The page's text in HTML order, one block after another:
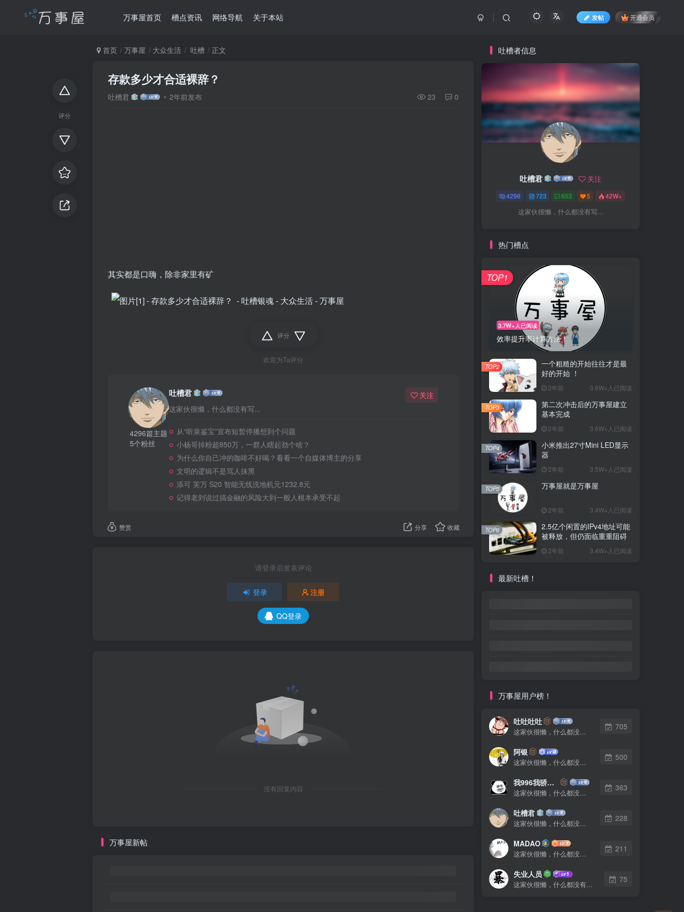
万事屋首页 槽点资讯 网络导航 关于本站 发帖 开通会员
评分
首页 万事屋 大众生活 吐槽 正文
存款多少才合适裸辞？ ​
吐槽君 2年前发布 23 0
其实都是口嗨，除非家里有矿
评分
欢迎为Ta评分
4296篇主题
5个粉丝
吐槽君
这家伙很懒，什么都没有写...
关注
从“听泉鉴宝”宣布短暂停播想到个问题
小杨哥掉粉超850万，一群人瞎起劲个啥？
为什么你自己冲的咖啡不好喝？看看一个自媒体博主的分享
文明的逻辑不是骂人抹黑
添可 芙万 S20 智能无线洗地机元1232.8元
记得老刘说过搞金融的风险大到一般人根本承受不起
赞赏 分享 收藏
请登录后发表评论
登录 注册
QQ登录
没有回复内容
万事屋新帖
吐槽者信息
吐槽君 关注
4296 723 653 5 42W+
这家伙很懒，什么都没有写...
热门槽点
3.7W+人已阅读
效率提升率计算方法！
TOP1
一个粗糙的开始往往才是最
好的开始 ！
2年前 3.6W+人已阅读
TOP2
第二次冲击后的万事屋建立
基本完成
2年前 3.6W+人已阅读
TOP3
小米推出27寸Mini LED显示
器
2年前 3.5W+人已阅读
TOP4
万事屋就是万事屋
2年前 3.4W+人已阅读
TOP5
2.5亿个闲置的IPv4地址可能
被释放，但仍面临重重阻碍
2年前 3.4W+人已阅读
TOP6
最新吐槽！
万事屋用户榜！
吐吐吐吐
这家伙很懒，什么都没有写...
705
阿银
这家伙很懒，什么都没有写...
500
我996我骄傲了么
这家伙很懒，什么都没有写...
363
吐槽君
这家伙很懒，什么都没有写...
228
MADAO
这家伙很懒，什么都没有写...
211
失业人员
这家伙很懒，什么都没有写...
75